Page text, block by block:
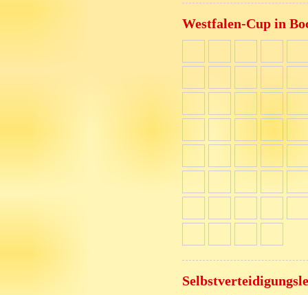
Westfalen-Cup in